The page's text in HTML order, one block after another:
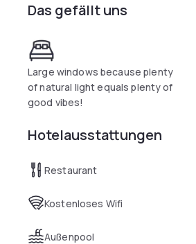
Mapletree Business City, a fast-
at its doorstep, allowing
travellers. This hotel marks the
– a fantastic location for the rapidly
Das gefällt uns
Large windows because plenty
of natural light equals plenty of
good vibes!
Hotelausstattungen
Restaurant
Kostenloses Wifi
Außenpool